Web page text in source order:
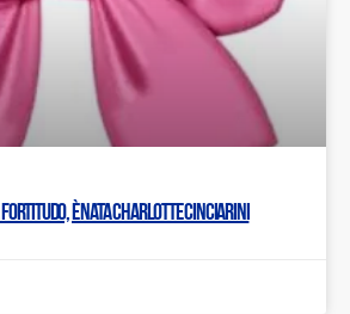
Fortitudo, è nata Charlotte Cinciarini